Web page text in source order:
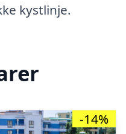
kystlinje.
-14%